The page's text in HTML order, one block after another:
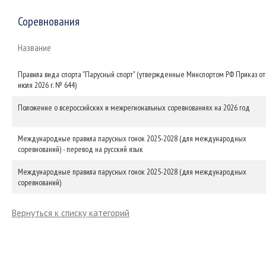
Соревнования
Название
Правила вида спорта "Парусный спорт" (утвержденные Минспортом РФ Приказ
июля 2026 г. № 644)
Положение о всероссийских и межрегиональных соревнованиях на 2026 год
Международные правила парусных гонок 2025-2028 (для международных
соревнований) - перевод на русский язык
Международные правила парусных гонок 2025-2028 (для международных
соревнований)
Вернуться к списку категорий